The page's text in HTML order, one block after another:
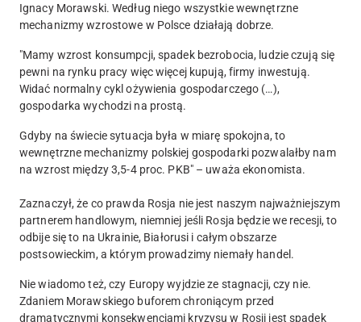
Ignacy Morawski. Według niego wszystkie wewnętrzne
mechanizmy wzrostowe w Polsce działają dobrze.
"Mamy wzrost konsumpcji, spadek bezrobocia, ludzie czują się
pewni na rynku pracy więc więcej kupują, firmy inwestują.
Widać normalny cykl ożywienia gospodarczego (…),
gospodarka wychodzi na prostą.
Gdyby na świecie sytuacja była w miarę spokojna, to
wewnętrzne mechanizmy polskiej gospodarki pozwalałby nam
na wzrost między 3,5-4 proc. PKB" – uważa ekonomista.
Zaznaczył, że co prawda Rosja nie jest naszym najważniejszym
partnerem handlowym, niemniej jeśli Rosja będzie we recesji, to
odbije się to na Ukrainie, Białorusi i całym obszarze
postsowieckim, a którym prowadzimy niemały handel.
Nie wiadomo też, czy Europy wyjdzie ze stagnacji, czy nie.
Zdaniem Morawskiego buforem chroniącym przed
dramatycznymi konsekwencjami kryzysu w Rosji jest spadek